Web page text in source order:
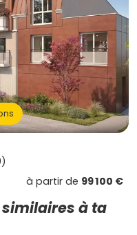
à partir de 99 100 €
à ta